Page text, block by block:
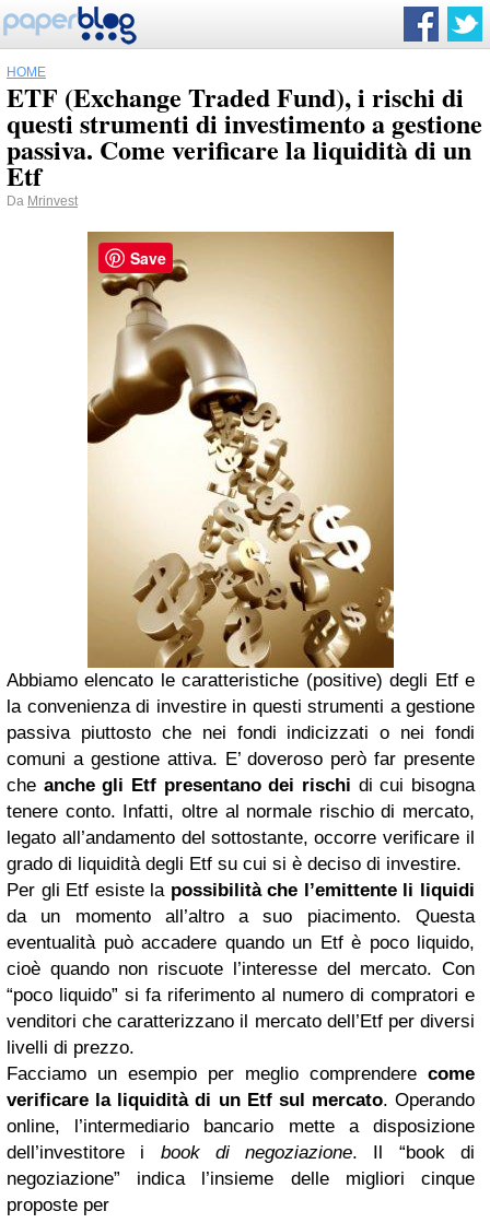
HOME
ETF (Exchange Traded Fund), i rischi di
questi strumenti di investimento a gestione
passiva. Come verificare la liquidità di un
Etf
Da Mrinvest
Abbiamo elencato le caratteristiche (positive) degli Etf e
la convenienza di investire in questi strumenti a gestione
passiva piuttosto che nei fondi indicizzati o nei fondi
comuni a gestione attiva. E’ doveroso però far presente
che anche gli Etf presentano dei rischi di cui bisogna
tenere conto. Infatti, oltre al normale rischio di mercato,
legato all’andamento del sottostante, occorre verificare il
grado di liquidità degli Etf su cui si è deciso di investire.
Per gli Etf esiste la possibilità che l’emittente li liquidi
da un momento all’altro a suo piacimento. Questa
eventualità può accadere quando un Etf è poco liquido,
cioè quando non riscuote l’interesse del mercato. Con
“poco liquido” si fa riferimento al numero di compratori e
venditori che caratterizzano il mercato dell’Etf per diversi
livelli di prezzo.
Facciamo un esempio per meglio comprendere come
verificare la liquidità di un Etf sul mercato. Operando
online, l’intermediario bancario mette a disposizione
dell’investitore i book di negoziazione. Il “book di
negoziazione” indica l’insieme delle migliori cinque
proposte per
Save